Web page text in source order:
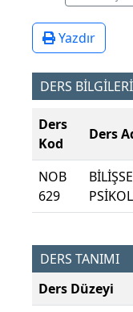
Yazdır
DERS BİLGİLERİ
Ders
Kod
Ders
NOB
629
DERS TANIMI
Ders Düzeyi